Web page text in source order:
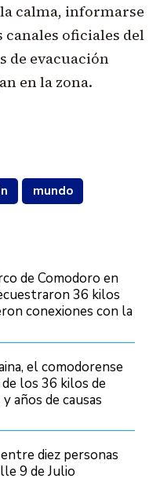
calma, informarse
oficiales del
de evacuación
en la zona.
mundo
de Comodoro en
36 kilos
conexiones con la
el comodorense
los 36 kilos de
años de causas
diez personas
9 de Julio